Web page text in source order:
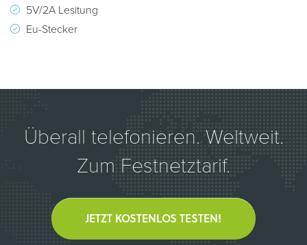
5V/2A Lesitung
Eu-Stecker
Überall telefonieren. Weltweit.
Zum Festnetztarif.
JETZT KOSTENLOS TESTEN!